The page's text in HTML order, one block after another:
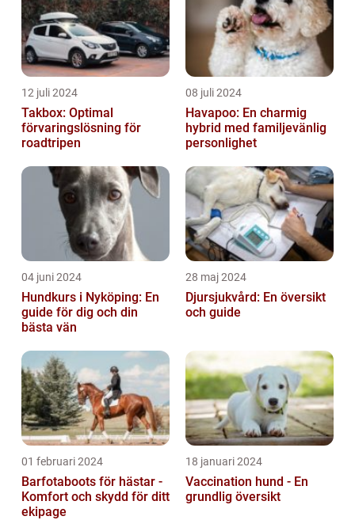
12 juli 2024
Takbox: Optimal
förvaringslösning för
roadtripen
08 juli 2024
Havapoo: En charmig
hybrid med familjevänlig
personlighet
04 juni 2024
Hundkurs i Nyköping: En
guide för dig och din
bästa vän
28 maj 2024
Djursjukvård: En översikt
och guide
01 februari 2024
Barfotaboots för hästar -
Komfort och skydd för ditt
ekipage
18 januari 2024
Vaccination hund - En
grundlig översikt